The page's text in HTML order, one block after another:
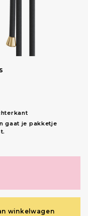
gaat je pakketje
winkelwagen